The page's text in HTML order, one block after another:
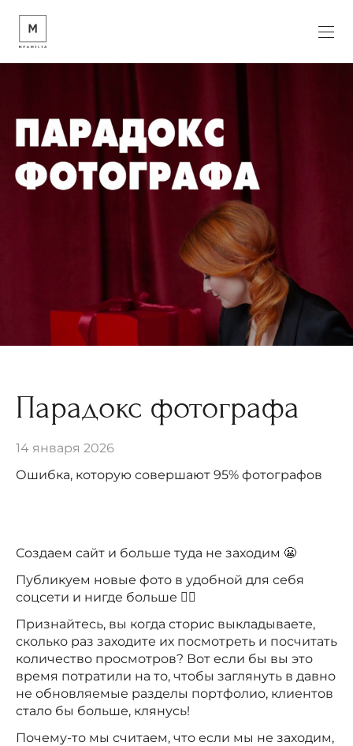
Парадокс фотографа
14 января 2026
Ошибка, которую совершают 95% фотографов
Создаем сайт и больше туда не заходим 😬
Публикуем новые фото в удобной для себя
соцсети и нигде больше 🤷‍♀️
Признайтесь, вы когда сторис выкладываете,
сколько раз заходите их посмотреть и посчитать
количество просмотров? Вот если бы вы это
время потратили на то, чтобы заглянуть в давно
не обновляемые разделы портфолио, клиентов
стало бы больше, клянусь!
Почему-то мы считаем, что если мы не заходим,